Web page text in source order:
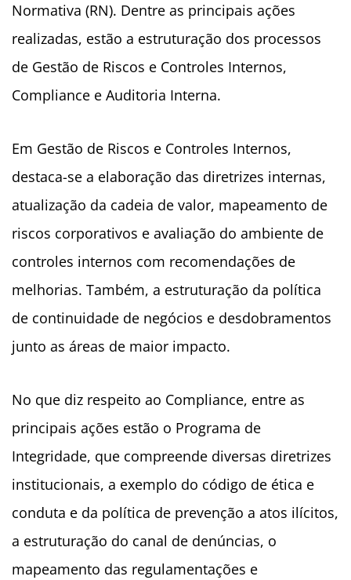
Normativa (RN). Dentre as principais ações
realizadas, estão a estruturação dos processos
de Gestão de Riscos e Controles Internos,
Compliance e Auditoria Interna.
Em Gestão de Riscos e Controles Internos,
destaca-se a elaboração das diretrizes internas,
atualização da cadeia de valor, mapeamento de
riscos corporativos e avaliação do ambiente de
controles internos com recomendações de
melhorias. Também, a estruturação da política
de continuidade de negócios e desdobramentos
junto as áreas de maior impacto.
No que diz respeito ao Compliance, entre as
principais ações estão o Programa de
Integridade, que compreende diversas diretrizes
institucionais, a exemplo do código de ética e
conduta e da política de prevenção a atos ilícitos,
a estruturação do canal de denúncias, o
mapeamento das regulamentações e